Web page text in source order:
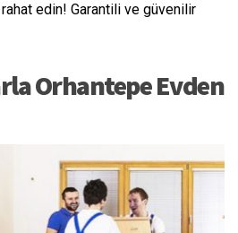
edin! Garantili ve güvenilir
Orhantepe Evden